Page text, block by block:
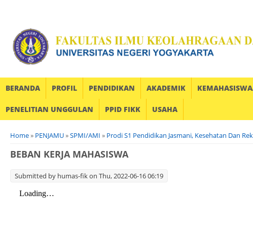
BERANDA PROFIL PENDIDIKAN AKADEMIK
PENELITIAN UNGGULAN PPID FIKK USAHA
You are here
Home» PENJAMU»SPMI/AMI » Prodi S1 Pendidikan Jasmani, Kesehatan Dan
BEBAN KERJA MAHASISWA
Submitted by humas-fikon Thu, 2022-06-16 06:19